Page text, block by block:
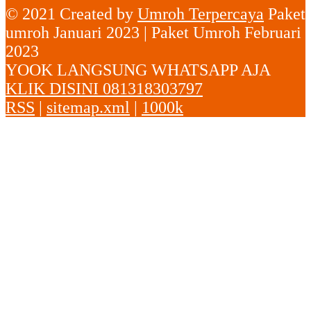
© 2021 Created by Umroh Terpercaya Paket
umroh Januari 2023 | Paket Umroh Februari
2023
YOOK LANGSUNG WHATSAPP AJA
KLIK DISINI 081318303797
RSS
sitemap.xml 1000k